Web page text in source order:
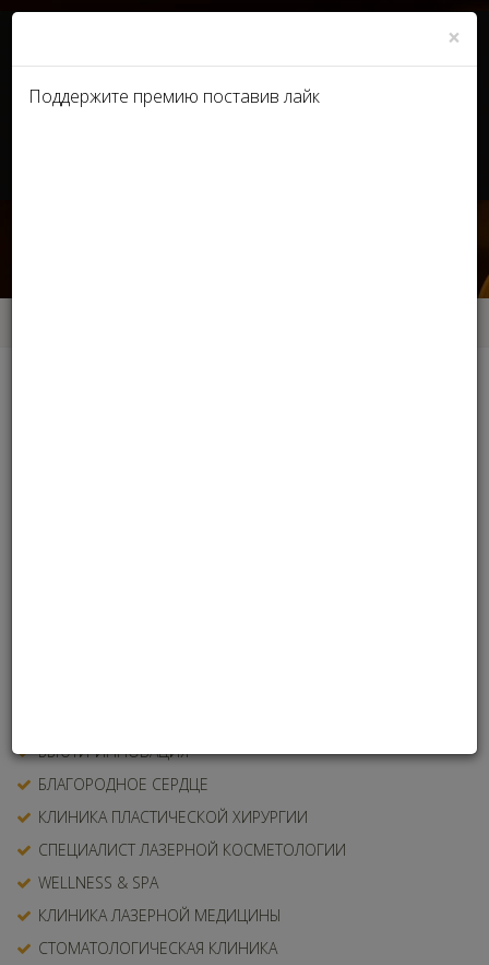
БЬЮТИ-ИННОВАЦИЯ
БЛАГОРОДНОЕ СЕРДЦЕ
КЛИНИКА ПЛАСТИЧЕСКОЙ ХИРУРГИИ
СПЕЦИАЛИСТ ЛАЗЕРНОЙ КОСМЕТОЛОГИИ
WELLNESS & SPA
КЛИНИКА ЛАЗЕРНОЙ МЕДИЦИНЫ
СТОМАТОЛОГИЧЕСКАЯ КЛИНИКА
×
Поддержите премию поставив лайк